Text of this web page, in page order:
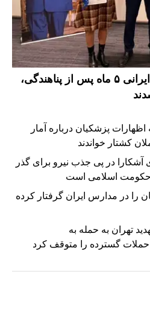
دو فوتبالیست زن ایرانی ۵ ماه پس از پناهندگی،
پزشکیان درباره آمار
کشتار خواندند
آشکارا در پی جذب نیرو برای گذر
حکومت اسلامی است
را در مدارس ایران گرفتار کرده
تهران به حمله به
گسترده را متوقف کرد